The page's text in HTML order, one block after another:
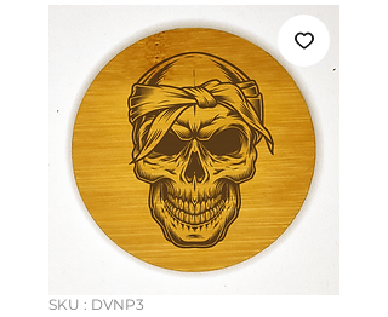
SKU : DVNP3